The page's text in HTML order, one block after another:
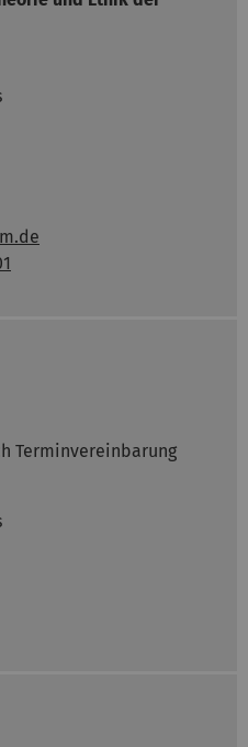
Terminvereinbarung